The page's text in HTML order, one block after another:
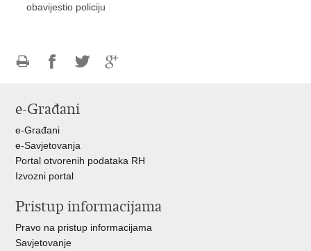
obavijestio policiju
FacebookuTwitteru
e-Građani
e-Građani
e-Savjetovanja
Portal otvorenih podataka RH
Izvozni portal
Pristup informacijama
Pravo na pristup informacijama
Savjetovanje